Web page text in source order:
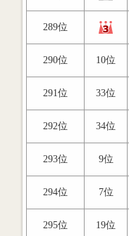
289位
290位 10位
291位 33位
292位 34位
293位 9位
294位 7位
295位 19位